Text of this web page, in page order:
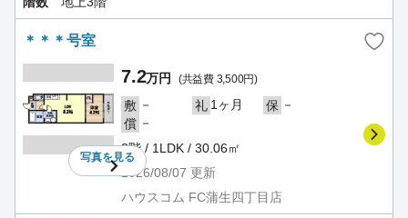
＊＊＊号室
写真を見る
7.2万円 (共益費 3,500円)
敷 － 礼 1ヶ月 保 －
償 －
2階 / 1LDK / 30.06㎡
2026/08/07 更新
ハウスコム FC蒲生四丁目店